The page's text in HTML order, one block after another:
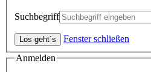
Suchbegriff
Fenster schließen
Anmelden